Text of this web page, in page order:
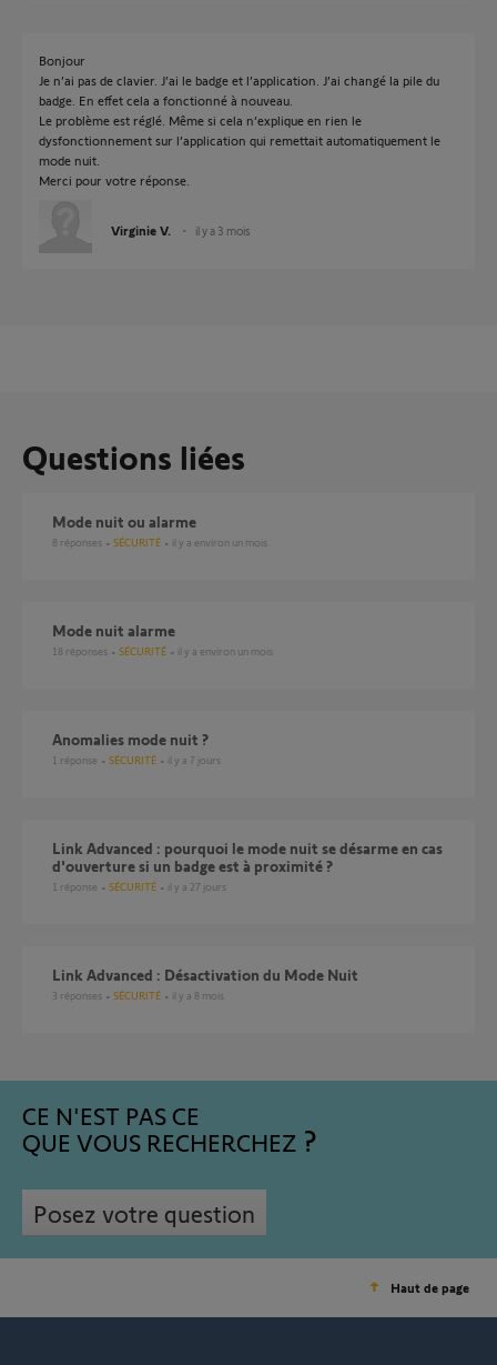
Bonjour
Je n’ai pas de clavier. J’ai le badge et l’application. J’ai changé la pile du
badge. En effet cela a fonctionné à nouveau.
Le problème est réglé. Même si cela n’explique en rien le
dysfonctionnement sur l’application qui remettait automatiquement le
mode nuit.
Merci pour votre réponse.
Virginie V. il y a 3 mois
Questions liées
Mode nuit ou alarme
8 réponses SÉCURITÉ il y a environ un mois
Mode nuit alarme
18 réponses SÉCURITÉ il y a environ un mois
Anomalies mode nuit ?
1 réponse SÉCURITÉ il y a 7 jours
Link Advanced : pourquoi le mode nuit se désarme en cas
d'ouverture si un badge est à proximité ?
1 réponse SÉCURITÉ il y a 27 jours
Link Advanced : Désactivation du Mode Nuit
3 réponses SÉCURITÉ il y a 8 mois
CE N'EST PAS CE
QUE VOUS RECHERCHEZ
Posez votre question
Haut de page